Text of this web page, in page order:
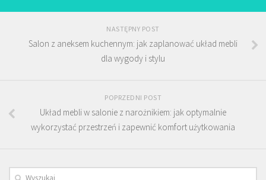
NASTĘPNY POST
Salon z aneksem kuchennym: jak zaplanować układ mebli
dla wygody i stylu
POPRZEDNI POST
Układ mebli w salonie z narożnikiem: jak optymalnie
wykorzystać przestrzeń i zapewnić komfort użytkowania